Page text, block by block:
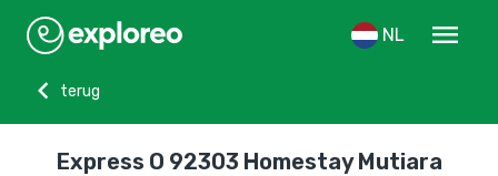
NL
menu
chevron_left
terug
Express O 92303 Homestay Mutiara